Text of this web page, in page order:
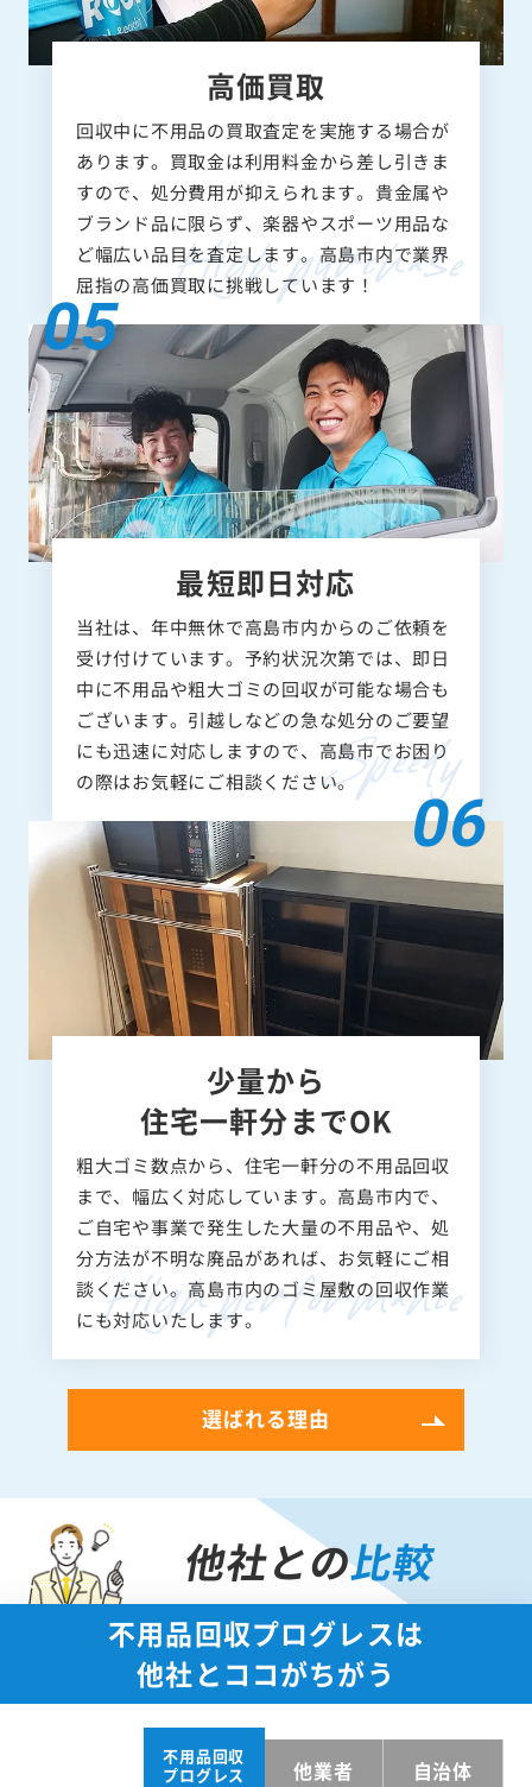
高価買取
回収中に不用品の買取査定を実施する場合が
あります。買取金は利用料金から差し引きま
すので、処分費用が抑えられます。貴金属や
ブランド品に限らず、楽器やスポーツ用品な
ど幅広い品目を査定します。高島市内で業界
屈指の高価買取に挑戦しています！
最短即日対応
当社は、年中無休で高島市内からのご依頼を
受け付けています。予約状況次第では、即日
中に不用品や粗大ゴミの回収が可能な場合も
ございます。引越しなどの急な処分のご要望
にも迅速に対応しますので、高島市でお困り
の際はお気軽にご相談ください。
少量から
住宅一軒分までOK
粗大ゴミ数点から、住宅一軒分の不用品回収
まで、幅広く対応しています。高島市内で、
ご自宅や事業で発生した大量の不用品や、処
分方法が不明な廃品があれば、お気軽にご相
談ください。高島市内のゴミ屋敷の回収作業
にも対応いたします。
選ばれる理由
他社との比較
不用品回収プログレスは
他社とココがちがう
不用品回収
プログレス
他業者 自治体